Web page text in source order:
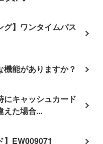
グ】ワンタイムパス
機能がありますか？
にキャッシュカード
えた場合...
】EW009071